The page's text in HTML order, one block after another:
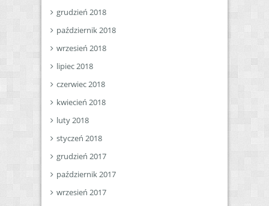
grudzień 2018
październik 2018
wrzesień 2018
lipiec 2018
czerwiec 2018
kwiecień 2018
luty 2018
styczeń 2018
grudzień 2017
październik 2017
wrzesień 2017